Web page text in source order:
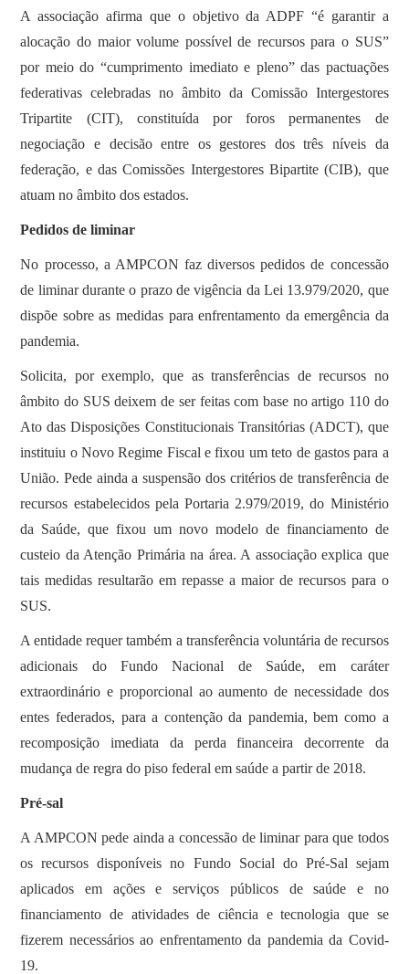
A associação afirma que o objetivo da ADPF “é garantir a
alocação do maior volume possível de recursos para o SUS”
por meio do “cumprimento imediato e pleno” das pactuações
federativas celebradas no âmbito da Comissão Intergestores
Tripartite (CIT), constituída por foros permanentes de
negociação e decisão entre os gestores dos três níveis da
federação, e das Comissões Intergestores Bipartite (CIB), que
atuam no âmbito dos estados.
Pedidos de liminar
No processo, a AMPCON faz diversos pedidos de concessão
de liminar durante o prazo de vigência da Lei 13.979/2020, que
dispõe sobre as medidas para enfrentamento da emergência da
pandemia.
Solicita, por exemplo, que as transferências de recursos no
âmbito do SUS deixem de ser feitas com base no artigo 110 do
Ato das Disposições Constitucionais Transitórias (ADCT), que
instituiu o Novo Regime Fiscal e fixou um teto de gastos para a
União. Pede ainda a suspensão dos critérios de transferência de
recursos estabelecidos pela Portaria 2.979/2019, do Ministério
da Saúde, que fixou um novo modelo de financiamento de
custeio da Atenção Primária na área. A associação explica que
tais medidas resultarão em repasse a maior de recursos para o
SUS.
A entidade requer também a transferência voluntária de recursos
adicionais do Fundo Nacional de Saúde, em caráter
extraordinário e proporcional ao aumento de necessidade dos
entes federados, para a contenção da pandemia, bem como a
recomposição imediata da perda financeira decorrente da
mudança de regra do piso federal em saúde a partir de 2018.
Pré-sal
A AMPCON pede ainda a concessão de liminar para que todos
os recursos disponíveis no Fundo Social do Pré-Sal sejam
aplicados em ações e serviços públicos de saúde e no
financiamento de atividades de ciência e tecnologia que se
fizerem necessários ao enfrentamento da pandemia da Covid-
19.